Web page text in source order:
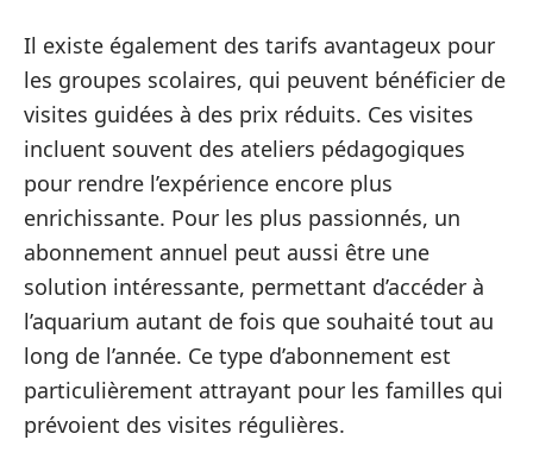
Il existe également des tarifs avantageux pour
les groupes scolaires, qui peuvent bénéficier de
visites guidées à des prix réduits. Ces visites
incluent souvent des ateliers pédagogiques
pour rendre l’expérience encore plus
enrichissante. Pour les plus passionnés, un
abonnement annuel peut aussi être une
solution intéressante, permettant d’accéder à
l’aquarium autant de fois que souhaité tout au
long de l’année. Ce type d’abonnement est
particulièrement attrayant pour les familles qui
prévoient des visites régulières.